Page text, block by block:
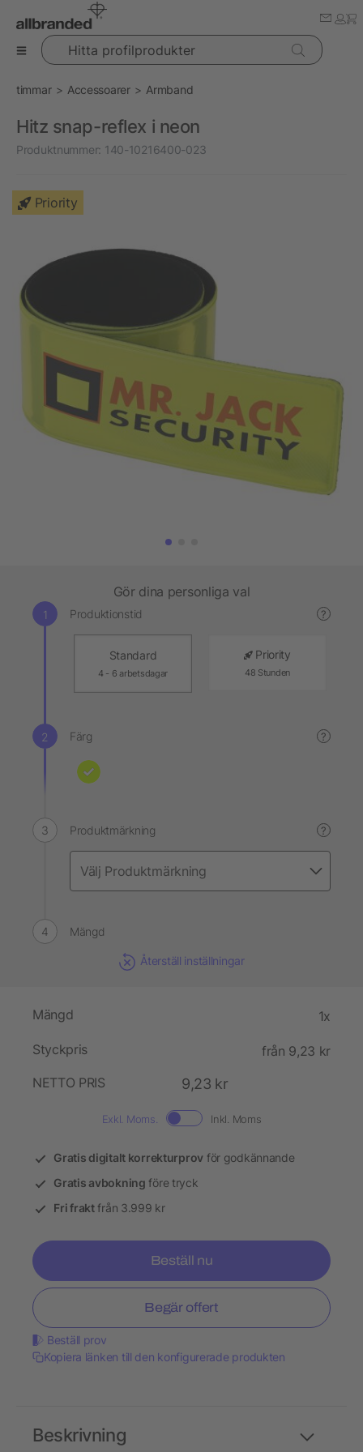
Hitta profilprodukter
timmar Accessoarer Armband
Hitz snap-reflex i neon
Produktnummer: 140-10216400-023
Priority
Gör dina personliga val
Produktionstid ?
Standard
4 - 6 arbetsdagar
Priority
48 Stunden
Färg ?
Produktmärkning ?
Mängd
Återställ inställningar
Mängd 1x
Styckpris
från 9,23 kr
NETTO PRIS
9,23 kr
Exkl. Moms. Inkl. Moms
Gratis digitalt korrekturprov för godkännande
Gratis avbokning före tryck
Fri fraktfrån 3.999 kr
Beställ nu
Begär offert
Beställ prov
Kopiera länken till den konfigurerade produkten
Beskrivning